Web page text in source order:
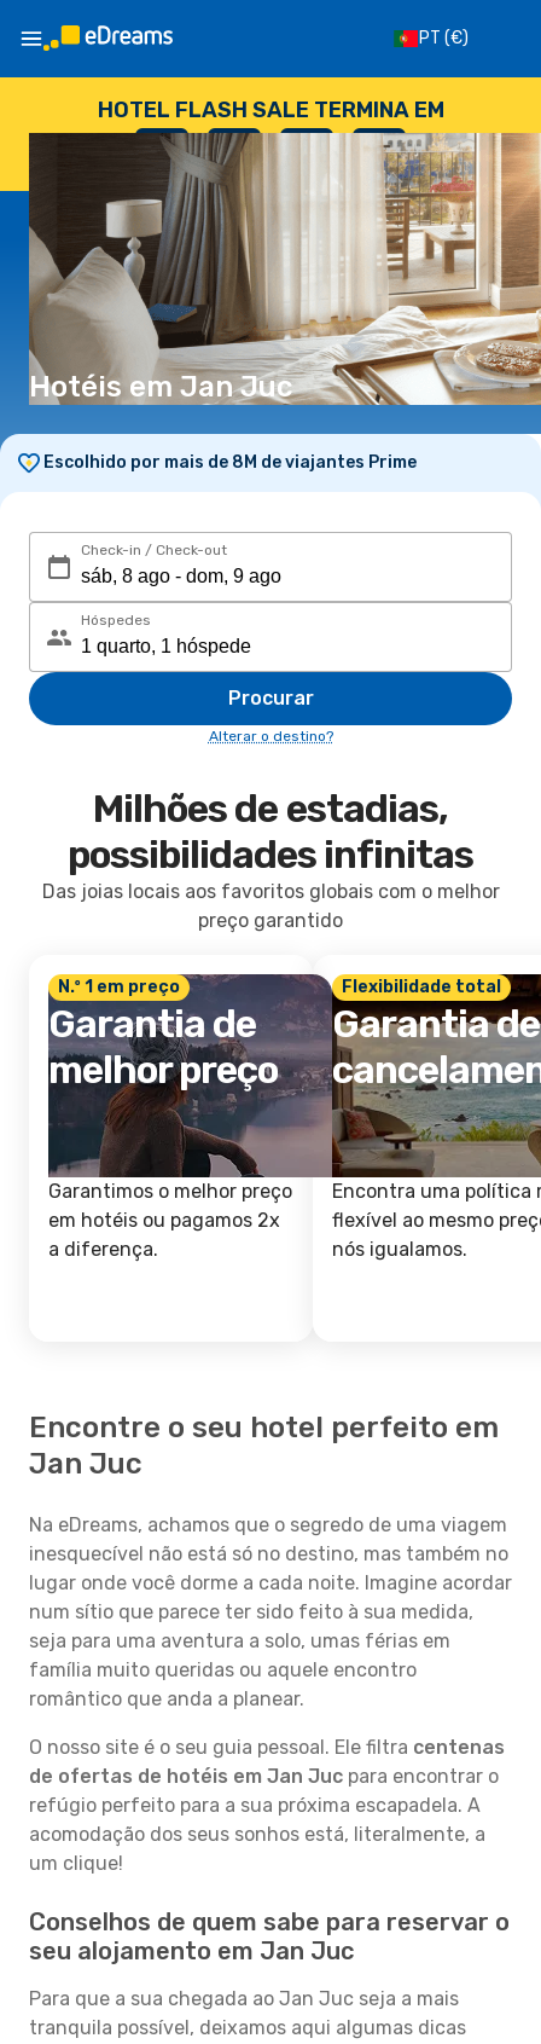
PT (€)
HOTEL FLASH SALE TERMINA EM
--
DIAS
: --
HORAS
: --
SEGUNDOS
Hotéis em Jan Juc
Escolhido por mais de 8M de viajantes Prime
Check-in / Check-out
Hóspedes
Procurar
Alterar o destino?
Milhões de estadias,
possibilidades infinitas
Das joias locais aos favoritos globais com o melhor
preço garantido
N.º 1 em preço
Garantia de
melhor preço
Garantimos o melhor preço
em hotéis ou pagamos 2x
a diferença.
Flexibilidade total
Garantia de
Encontra uma política
flexível ao mesmo
nós igualamos.
Encontre o seu hotel perfeito em
Jan Juc
Na eDreams, achamos que o segredo de uma viagem
inesquecível não está só no destino, mas também no
lugar onde você dorme a cada noite. Imagine acordar
num sítio que parece ter sido feito à sua medida,
seja para uma aventura a solo, umas férias em
família muito queridas ou aquele encontro
romântico que anda a planear.
O nosso site é o seu guia pessoal. Ele filtra centenas
de ofertas de hotéis em Jan Juc para encontrar o
refúgio perfeito para a sua próxima escapadela. A
acomodação dos seus sonhos está, literalmente, a
um clique!
Conselhos de quem sabe para reservar o
seu alojamento em Jan Juc
Para que a sua chegada ao Jan Juc seja a mais
tranquila possível, deixamos aqui algumas dicas